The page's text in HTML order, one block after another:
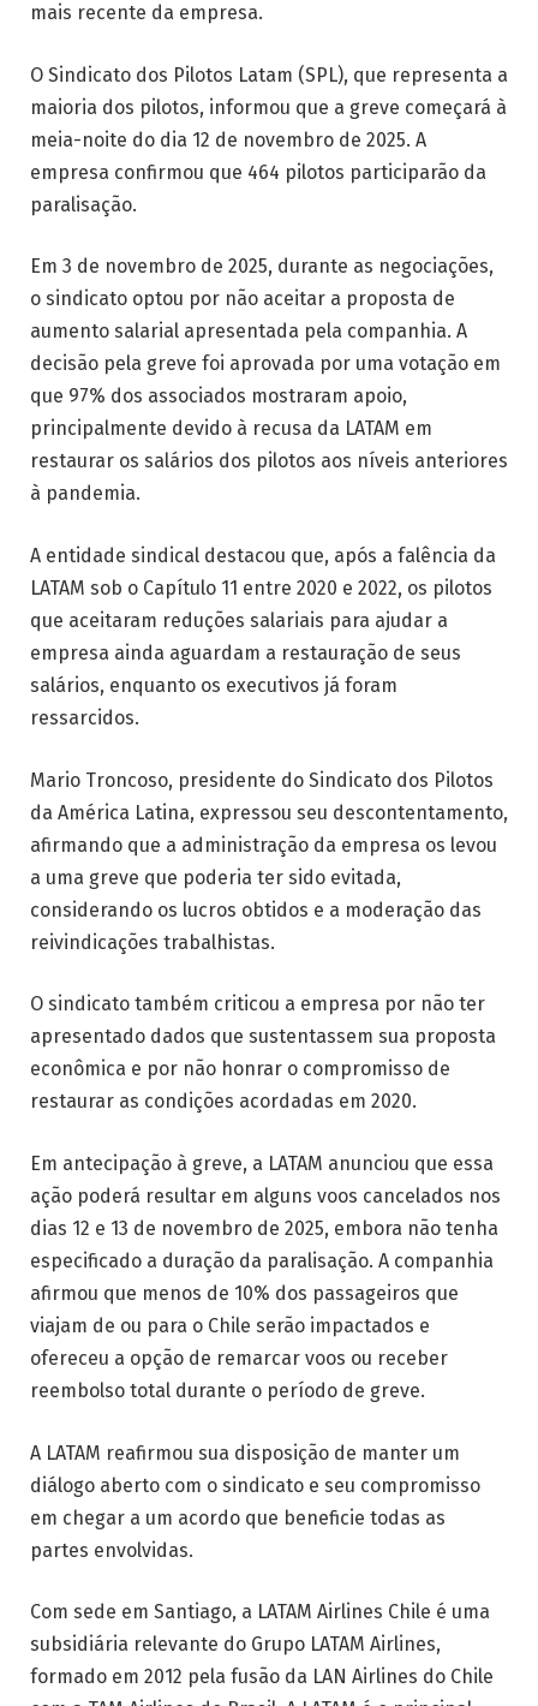
mais recente da empresa.
O Sindicato dos Pilotos Latam (SPL), que representa a
maioria dos pilotos, informou que a greve começará à
meia-noite do dia 12 de novembro de 2025. A
empresa confirmou que 464 pilotos participarão da
paralisação.
Em 3 de novembro de 2025, durante as negociações,
o sindicato optou por não aceitar a proposta de
aumento salarial apresentada pela companhia. A
decisão pela greve foi aprovada por uma votação em
que 97% dos associados mostraram apoio,
principalmente devido à recusa da LATAM em
restaurar os salários dos pilotos aos níveis anteriores
à pandemia.
A entidade sindical destacou que, após a falência da
LATAM sob o Capítulo 11 entre 2020 e 2022, os pilotos
que aceitaram reduções salariais para ajudar a
empresa ainda aguardam a restauração de seus
salários, enquanto os executivos já foram
ressarcidos.
Mario Troncoso, presidente do Sindicato dos Pilotos
da América Latina, expressou seu descontentamento,
afirmando que a administração da empresa os levou
a uma greve que poderia ter sido evitada,
considerando os lucros obtidos e a moderação das
reivindicações trabalhistas.
O sindicato também criticou a empresa por não ter
apresentado dados que sustentassem sua proposta
econômica e por não honrar o compromisso de
restaurar as condições acordadas em 2020.
Em antecipação à greve, a LATAM anunciou que essa
ação poderá resultar em alguns voos cancelados nos
dias 12 e 13 de novembro de 2025, embora não tenha
especificado a duração da paralisação. A companhia
afirmou que menos de 10% dos passageiros que
viajam de ou para o Chile serão impactados e
ofereceu a opção de remarcar voos ou receber
reembolso total durante o período de greve.
A LATAM reafirmou sua disposição de manter um
diálogo aberto com o sindicato e seu compromisso
em chegar a um acordo que beneficie todas as
partes envolvidas.
Com sede em Santiago, a LATAM Airlines Chile é uma
subsidiária relevante do Grupo LATAM Airlines,
formado em 2012 pela fusão da LAN Airlines do Chile